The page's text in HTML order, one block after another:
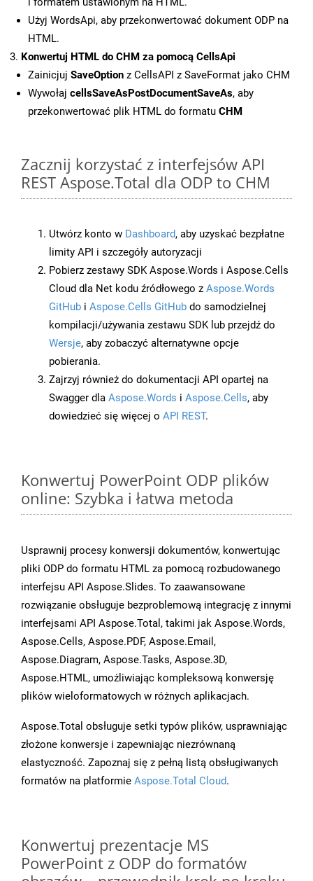
Użyj WordsApi, aby przekonwertować dokument ODP na
HTML.
Konwertuj HTML do CHM za pomocą CellsApi
Zainicjuj SaveOption z CellsAPI z SaveFormat jako CHM
Wywołaj cellsSaveAsPostDocumentSaveAs, aby
przekonwertować plik HTML do formatu CHM
Zacznij korzystać z interfejsów API
REST Aspose.Total dla ODP to CHM
Utwórz konto w Dashboard, aby uzyskać bezpłatne
limity API i szczegóły autoryzacji
Pobierz zestawy SDK Aspose.Words i Aspose.Cells
Cloud dla Net kodu źródłowego z Aspose.Words
GitHub i Aspose.Cells GitHub do samodzielnej
kompilacji/używania zestawu SDK lub przejdź do
Wersje, aby zobaczyć alternatywne opcje
pobierania.
Zajrzyj również do dokumentacji API opartej na
Swagger dla Aspose.Words i Aspose.Cells, aby
dowiedzieć się więcej o API REST.
Konwertuj PowerPoint ODP plików
online: Szybka i łatwa metoda
Usprawnij procesy konwersji dokumentów, konwertując
pliki ODP do formatu HTML za pomocą rozbudowanego
interfejsu API Aspose.Slides. To zaawansowane
rozwiązanie obsługuje bezproblemową integrację z innymi
interfejsami API Aspose.Total, takimi jak Aspose.Words,
Aspose.Cells, Aspose.PDF, Aspose.Email,
Aspose.Diagram, Aspose.Tasks, Aspose.3D,
Aspose.HTML, umożliwiając kompleksową konwersję
plików wieloformatowych w różnych aplikacjach.
Aspose.Total obsługuje setki typów plików, usprawniając
złożone konwersje i zapewniając niezrównaną
elastyczność. Zapoznaj się z pełną listą obsługiwanych
formatów na platformie Aspose.Total Cloud.
Konwertuj prezentacje MS
PowerPoint z ODP do formatów